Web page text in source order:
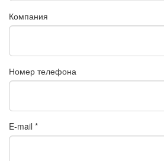
Компания
Номер телефона
E-mail *